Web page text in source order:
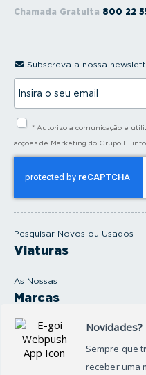
Chamada Gratuita 800 22
Pesquisar Novos ou Usados
Viaturas
As Nossas
Marcas
Produtos e serviços
Oficina
Subscreva a nossa
s
* Autorizo a comunicação e
acções de Marketing do Grupo Filinto